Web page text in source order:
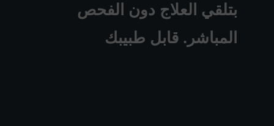
بتلقي العلاج دون الفحص
المباشر. قابل طبيبك